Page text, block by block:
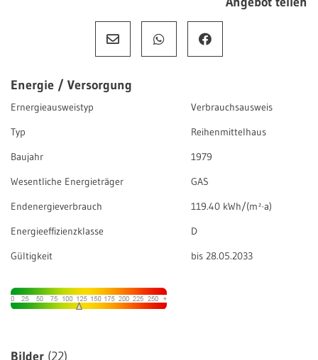
Energie / Versorgung
Ernergieausweistyp
Verbrauchsausweis
Typ
Reihenmittelhaus
Baujahr
1979
Wesentliche Energieträger
GAS
Endenergieverbrauch
119.40 kWh/(m²·a)
Energieeffizienzklasse
D
Gültigkeit
bis 28.05.2033
Bilder (22)